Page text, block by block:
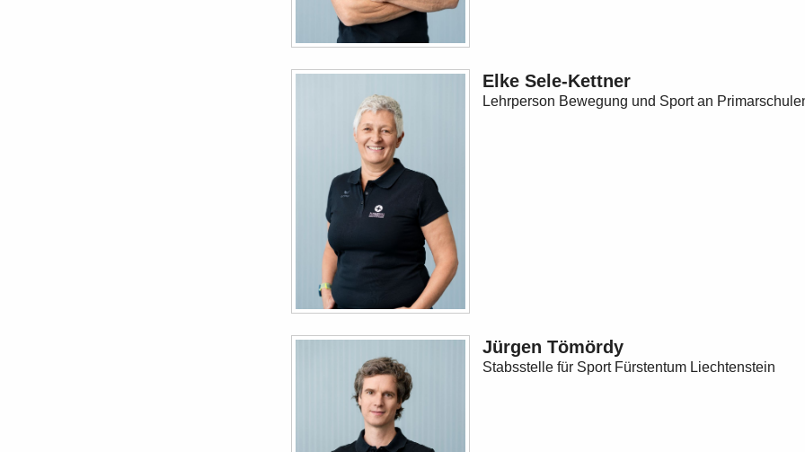
Elke Sele-Kettner
Lehrperson Bewegung und Sport an
Jürgen Tömördy
Stabsstelle für Sport Fürstentum Liechtenstein